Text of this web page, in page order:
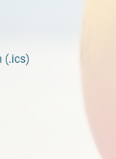
(.ics)